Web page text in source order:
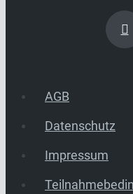
AGB
Datenschutz
Impressum